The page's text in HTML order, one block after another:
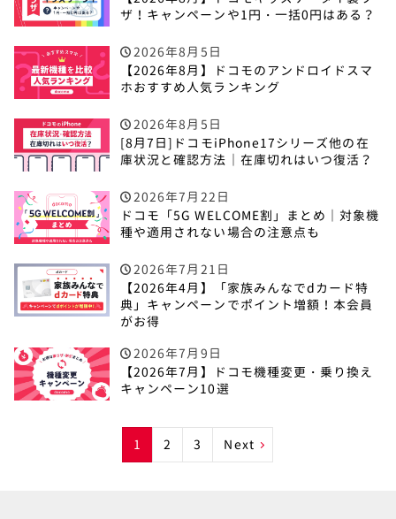
ザ！キャンペーンや1円・一括0円はある？
2026年8月5日
【2026年8月】ドコモのアンドロイドスマ
ホおすすめ人気ランキング
2026年8月5日
[8月7日]ドコモiPhone17シリーズ他の在
庫状況と確認方法｜在庫切れはいつ復活？
2026年7月22日
ドコモ「5G WELCOME割」まとめ｜対象機
種や適用されない場合の注意点も
2026年7月21日
【2026年4月】「家族みんなでdカード特
典」キャンペーンでポイント増額！本会員
がお得
2026年7月9日
【2026年7月】ドコモ機種変更・乗り換え
キャンペーン10選
1 2 3 Next